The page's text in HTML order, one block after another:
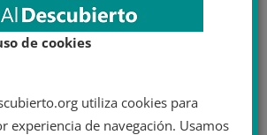
de cookies
utiliza cookies para
experiencia de navegación. Usamos